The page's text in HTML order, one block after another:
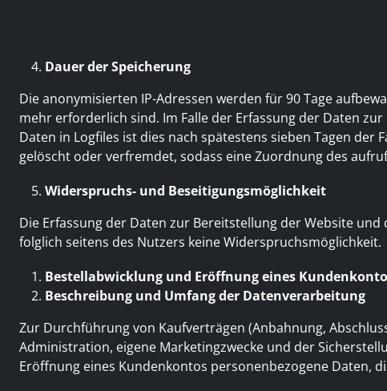
Dauer der Speicherung
Die anonymisierten IP-Adressen werden für 90 Tage
mehr erforderlich sind. Im Falle der Erfassung der Daten
Daten in Logfiles ist dies nach spätestens sieben Tagen
gelöscht oder verfremdet, sodass eine Zuordnung des
Widerspruchs- und Beseitigungsmöglichkeit
Die Erfassung der Daten zur Bereitstellung der Website
folglich seitens des Nutzers keine Widerspruchsmöglichkeit.
Bestellabwicklung und Eröffnung eines
Beschreibung und Umfang der Datenverarbeitung
Zur Durchführung von Kaufverträgen (Anbahnung,
Administration, eigene Marketingzwecke und der
Eröffnung eines Kundenkontos personenbezogene Daten,